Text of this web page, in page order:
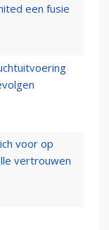
een fusie
voor op
vertrouwen